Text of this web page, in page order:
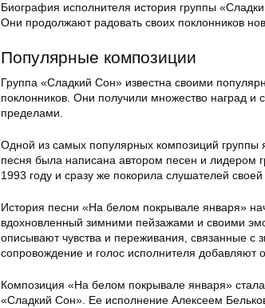
Биография исполнителя история группы
Они продолжают радовать своих поклонников
Популярные композиции
Группа «Сладкий Сон» известна своими
поклонников. Они получили множество наград и
пределами.
Одной из самых популярных композиций
песня была написана автором песен и
1993 году и сразу же покорила слушателей
История песни «На белом покрывале января»
вдохновленный зимними пейзажами и своими
описывают чувства и переживания, связанные с
сопровождение и голос исполнителя добавляют
Композиция «На белом покрывале января»
«Сладкий Сон». Ее исполнение Алексеем